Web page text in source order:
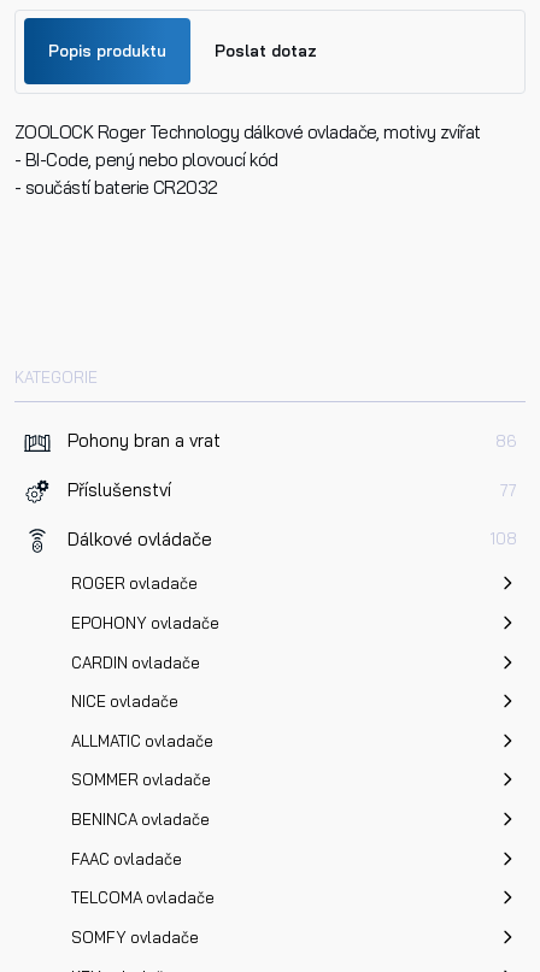
KATEGORIE
Pohony bran a vrat 86
Příslušenství 77
Dálkové ovládače 108
ROGER ovladače
EPOHONY ovladače
CARDIN ovladače
NICE ovladače
ALLMATIC ovladače
SOMMER ovladače
BENINCA ovladače
FAAC ovladače
TELCOMA ovladače
SOMFY ovladače
Popis produktu Poslat dotaz
ZOOLOCK Roger Technology dálkové ovladače, motivy zvířat
- BI-Code, pený nebo plovoucí kód
- součástí baterie CR2032
Jméno
osobních údajů
zpracováním osobních údajů.
Odeslat